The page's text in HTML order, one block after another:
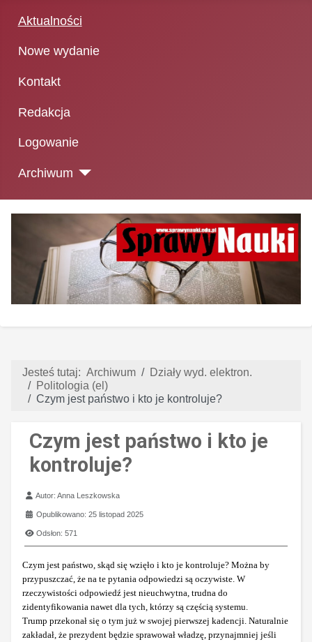
Aktualności
Nowe wydanie
Kontakt
Redakcja
Logowanie
Archiwum
Jesteś tutaj: Archiwum
Działy wyd. elektron.
Politologia (el)
Czym jest państwo i kto je kontroluje?
Czym jest państwo i kto je
kontroluje?
Szczegóły
Autor:Anna Leszkowska
Opublikowano: 25 listopad 2025
Odsłon: 571
Czym jest państwo, skąd się wzięło i kto je kontroluje? Można by
przypuszczać, że na te pytania odpowiedzi są oczywiste. W
rzeczywistości odpowiedź jest nieuchwytna, trudna do
zidentyfikowania nawet dla tych, którzy są częścią systemu.
Trump przekonał się o tym już w swojej pierwszej kadencji. Naturalnie
zakładał, że prezydent będzie sprawował władzę, przynajmniej jeśli